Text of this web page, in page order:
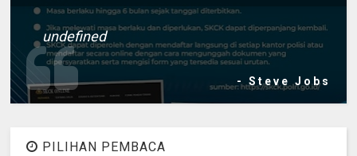
undefined
- Steve Jobs
PILIHAN PEMBACA